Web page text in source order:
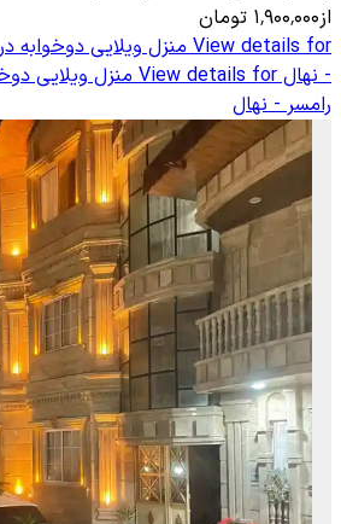
از۱٬۹۰۰٬۰۰۰ تومان
View details for منزل ویلایی دوخوابه
- نهالView details for منزل ویلایی
رامسر - نهال